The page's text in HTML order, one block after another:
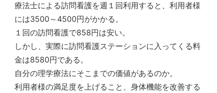
療法士による訪問看護を週１回利用すると、利用者様
には3500～4500円がかかる。
１回の訪問看護で858円は安い。
しかし、実際に訪問看護ステーションに入ってくる料
金は8580円である。
自分の理学療法にそこまでの価値があるのか。
利用者様の満足度を上げること、身体機能を改善する